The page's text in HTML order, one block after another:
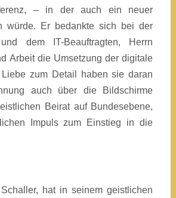
– in der auch ein neuer
würde. Er bedankte sich bei der
dem IT-Beauftragten, Herrn
Arbeit die Umsetzung der digitale
zum Detail haben sie daran
auch über die Bildschirme
Beirat auf Bundesebene,
Impuls zum Einstieg in die
hat in seinem geistlichen